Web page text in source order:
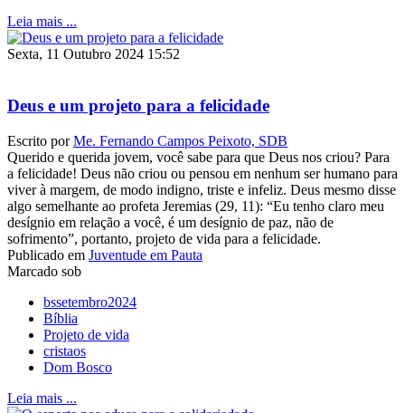
Leia mais ...
Sexta, 11 Outubro 2024 15:52
Deus e um projeto para a felicidade
Escrito porMe. Fernando Campos Peixoto, SDB
Querido e querida jovem, você sabe para que Deus nos criou? Para
a felicidade! Deus não criou ou pensou em nenhum ser humano para
viver à margem, de modo indigno, triste e infeliz. Deus mesmo disse
algo semelhante ao profeta Jeremias (29, 11): “Eu tenho claro meu
desígnio em relação a você, é um desígnio de paz, não de
sofrimento”, portanto, projeto de vida para a felicidade.
Publicado em Juventude em Pauta
Marcado sob
bssetembro2024
Bíblia
Projeto de vida
cristaos
Dom Bosco
Leia mais ...